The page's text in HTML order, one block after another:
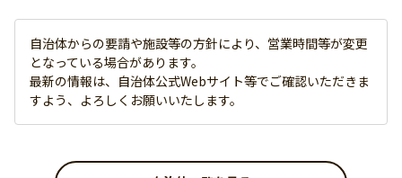
自治体からの要請や施設等の方針により、営業時間等が変更
となっている場合があります。
最新の情報は、自治体公式Webサイト等でご確認いただきま
すよう、よろしくお願いいたします。